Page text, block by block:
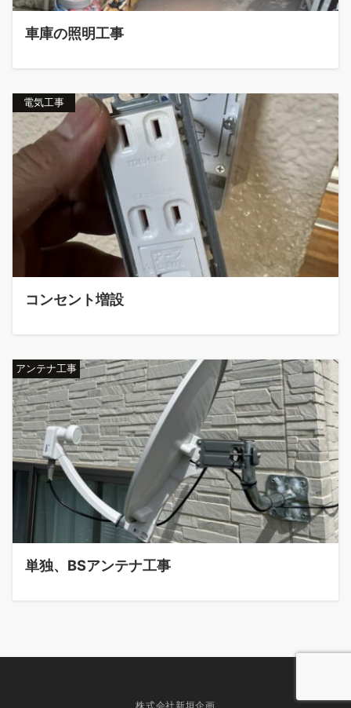
車庫の照明工事
電気工事
コンセント増設
アンテナ工事
単独、BSアンテナ工事
株式会社新垣企画